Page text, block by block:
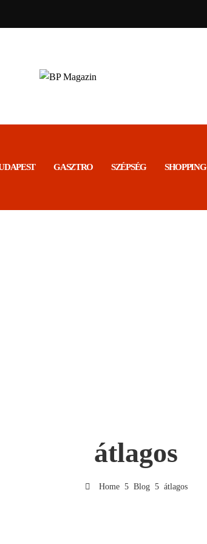
GASZTRO SZÉPSÉG SHOPPING
átlagos
Home Blog átlagos